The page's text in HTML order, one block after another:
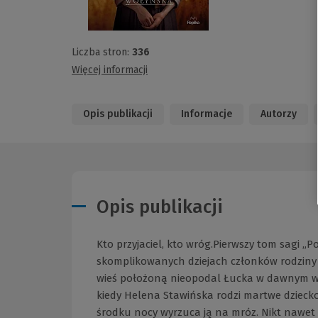
Liczba stron: 336
Więcej informacji
Opis publikacji Informacje Autorzy
Opis publikacji
Kto przyjaciel, kto wróg.Pierwszy tom sagi
skomplikowanych dziejach członków
wieś położoną nieopodal Łucka w dawnym
kiedy Helena Stawińska rodzi martwe
środku nocy wyrzuca ją na mróz. Nikt nawet